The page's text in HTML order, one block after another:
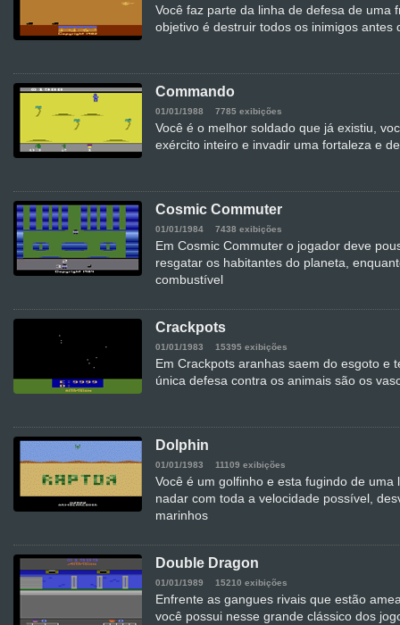
Você faz parte da linha de defesa de uma
objetivo é destruir todos os inimigos antes
Commando
01/01/1988 7785 exibições
Você é o melhor soldado que já existiu,
exército inteiro e invadir uma fortaleza e
Cosmic Commuter
01/01/1984 7438 exibições
Em Cosmic Commuter o jogador deve
resgatar os habitantes do planeta,
combustível
Crackpots
01/01/1983 15395 exibições
Em Crackpots aranhas saem do esgoto e
única defesa contra os animais são os
Dolphin
01/01/1983 11109 exibições
Você é um golfinho e esta fugindo de
nadar com toda a velocidade possível,
marinhos
Double Dragon
01/01/1989 15210 exibições
Enfrente as gangues rivais que estão
você possui nesse grande clássico dos